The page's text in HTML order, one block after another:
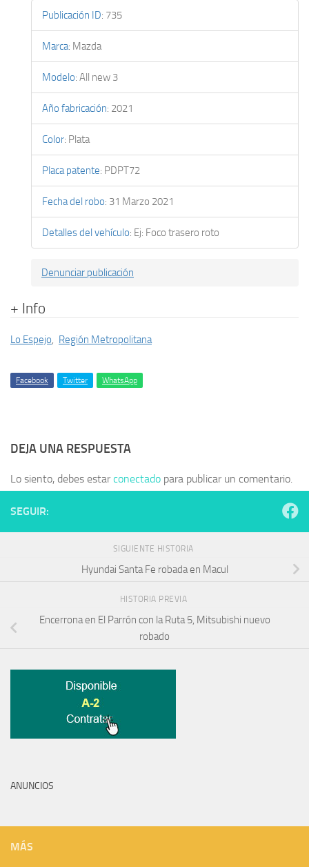
Publicación ID: 735
Marca: Mazda
Modelo: All new 3
Año fabricación: 2021
Color: Plata
Placa patente: PDPT72
Fecha del robo: 31 Marzo 2021
Detalles del vehículo: Ej: Foco trasero roto
Denunciar publicación
+ Info
Lo Espejo, Región Metropolitana
Facebook Twitter WhatsApp
DEJA UNA RESPUESTA
Lo siento, debes estarconectado para publicar un comentario.
SEGUIR:
SIGUIENTE HISTORIA
Hyundai Santa Fe robada en Macul
HISTORIA PREVIA
Encerrona en El Parrón con la Ruta 5, Mitsubishi nuevo
robado
ANUNCIOS
MÁS